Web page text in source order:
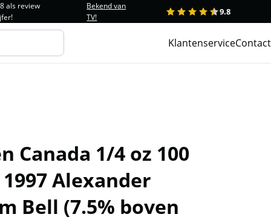
als review
Bekend van
TV!
1 2 3 4 5 9.8
KlantenserviceContact
Canada 1/4 oz 100
Alexander
Bell (7.5% boven